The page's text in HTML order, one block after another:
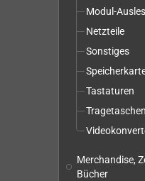
Modul-
Netzteile
Sonstiges
Tastaturen
Merchandise,
Bücher